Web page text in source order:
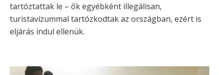
tartóztattak le – ők egyébként illegálisan,
turistavízummal tartózkodtak az országban, ezért is
eljárás indul ellenük.